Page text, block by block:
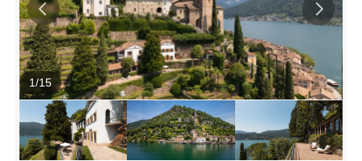
salle de bains avec douche pour les invités. Au premier
étage, on trouve...
1/15